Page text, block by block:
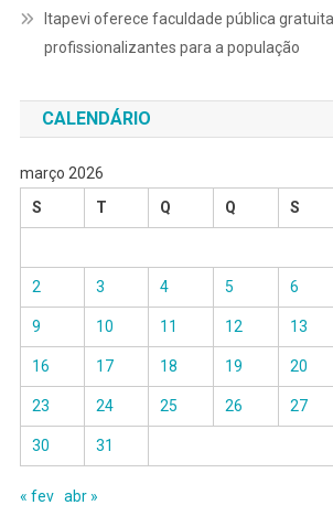
Itapevi oferece faculdade pública
profissionalizantes para a população
CALENDÁRIO
março 2026
S
T Q Q S
2 3 4 5 6
9 10 11 12 13
16 17 18 19 20
23 24 25 26 27
30 31
« fev abr »